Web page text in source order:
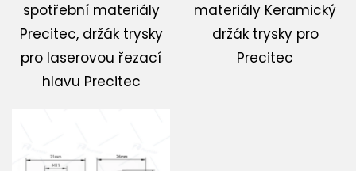
spotřební materiály
Precitec, držák trysky
pro laserovou řezací
hlavu Precitec
materiály Keramický
držák trysky pro
Precitec